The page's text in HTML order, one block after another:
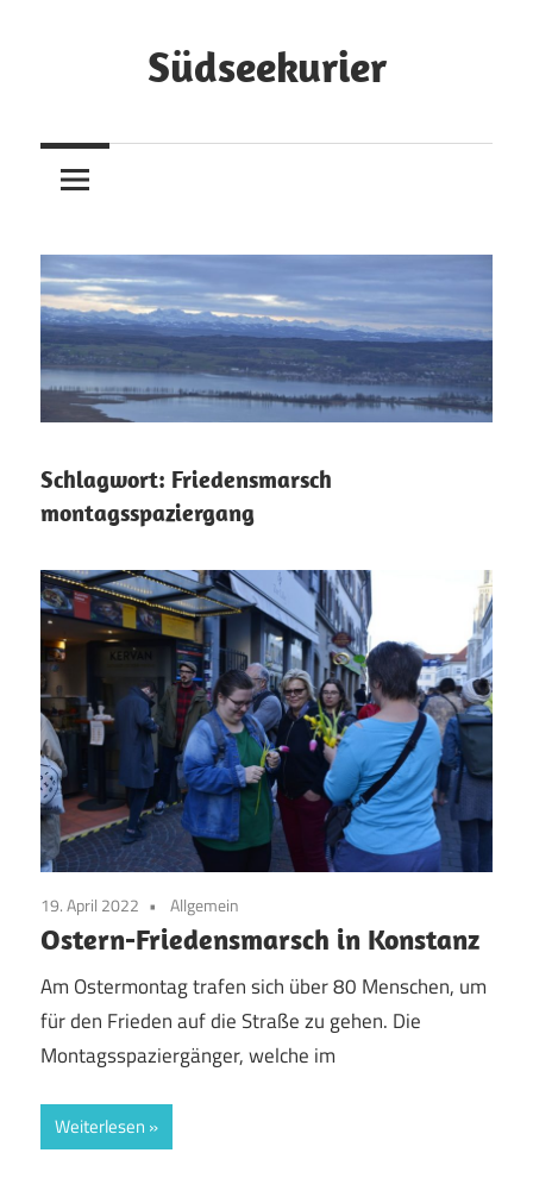
Südseekurier
Zeitung
und
Schlagwort: Friedensmarsch
montagsspaziergang
19. April 2022 Allgemein
Ostern-Friedensmarsch in Konstanz
Am Ostermontag trafen sich über 80 Menschen, um
für den Frieden auf die Straße zu gehen. Die
Montagsspaziergänger, welche im
Weiterlesen